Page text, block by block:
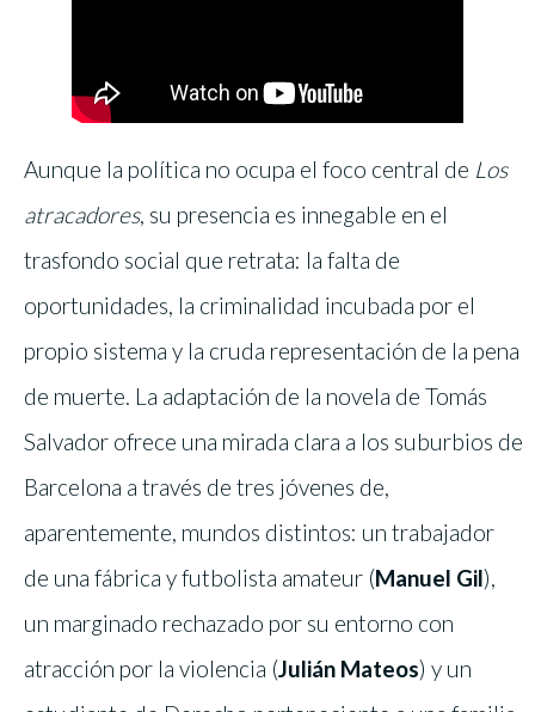
Aunque la política no ocupa el foco central de Los
atracadores, su presencia es innegable en el
trasfondo social que retrata: la falta de
oportunidades, la criminalidad incubada por el
propio sistema y la cruda representación de la pena
de muerte. La adaptación de la novela de Tomás
Salvador ofrece una mirada clara a los suburbios de
Barcelona a través de tres jóvenes de,
aparentemente, mundos distintos: un trabajador
de una fábrica y futbolista amateur (Manuel Gil),
un marginado rechazado por su entorno con
atracción por la violencia (Julián Mateos) y un